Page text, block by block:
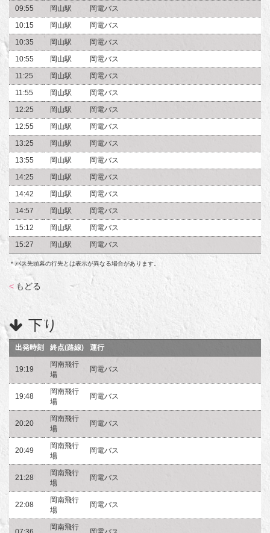
09:55
岡山駅
岡電バス
10:15
岡山駅
岡電バス
10:35
岡山駅
岡電バス
10:55
岡山駅
岡電バス
11:25
岡山駅
岡電バス
11:55
岡山駅
岡電バス
12:25
岡山駅
岡電バス
12:55
岡山駅
岡電バス
13:25
岡山駅
岡電バス
13:55
岡山駅
岡電バス
14:25
岡山駅
岡電バス
14:42
岡山駅
岡電バス
14:57
岡山駅
岡電バス
15:12
岡山駅
岡電バス
15:27
岡山駅 岡電バス
＊バス先頭幕の行先とは表示が異なる場合があります。
< もどる
下り
出発時刻 終点(路線) 運行
19:19
岡南飛行
場
岡電バス
19:48
岡南飛行
場
岡電バス
20:20
岡南飛行
場
岡電バス
20:49
岡南飛行
場
岡電バス
21:28
岡南飛行
場
岡電バス
22:08
岡南飛行
場
岡電バス
岡南飛行